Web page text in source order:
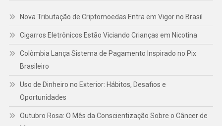
Nova Tributação de Criptomoedas Entra em Vigor no Brasil
Cigarros Eletrônicos Estão Viciando Crianças em Nicotina
Colômbia Lança Sistema de Pagamento Inspirado no Pix
Brasileiro
Uso de Dinheiro no Exterior: Hábitos, Desafios e
Oportunidades
Outubro Rosa: O Mês da Conscientização Sobre o Câncer de